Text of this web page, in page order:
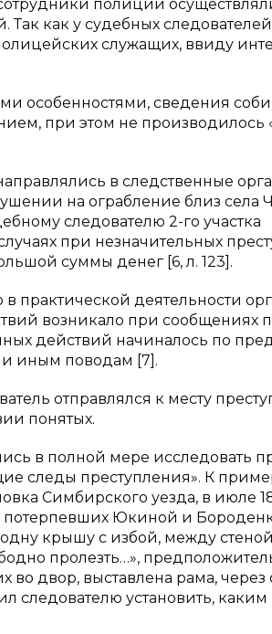
полиции
как у судебных
служащих, ввиду
особенностями, сведения
при этом не производилось
в следственные
на ограбление близ села
следователю 2-го участка
при незначительных
суммы денег [6, л. 123].
в практической деятельности
возникало при сообщениях
действий начиналось по
и иным поводам [7].
отправлялся к месту
понятых.
в полной мере исследовать
следы преступления». К
Симбирского уезда, в июле
потерпевших Юкиной и
крышу с избой, между
пролезть…»,
двор, выставлена рама, через
следователю установить, каким